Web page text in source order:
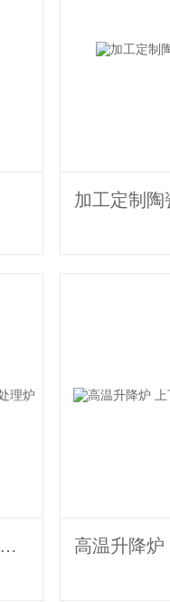
大型定制升降炉 全自动快速冷却热处理炉